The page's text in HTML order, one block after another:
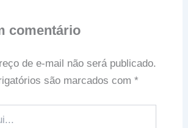
comentário
de e-mail não será publicado.
são marcados com *